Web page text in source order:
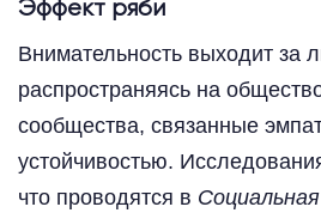
Эффект ряби
Внимательность выходит за
распространяясь на
сообщества, связанные
устойчивостью.
что проводятся в